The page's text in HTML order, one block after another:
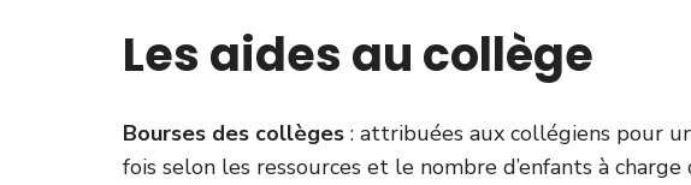
Les aides au collège
Bourses des collèges : attribuées aux collégiens pour
fois selon les ressources et le nombre d’enfants à charge